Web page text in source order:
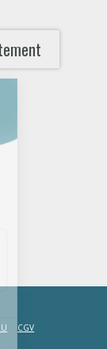
CGV